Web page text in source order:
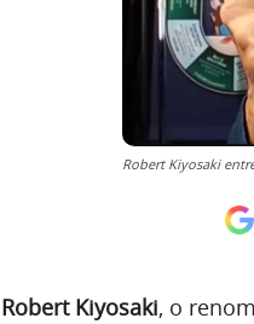
Robert Kiyosaki
Robert Kiyosaki, o